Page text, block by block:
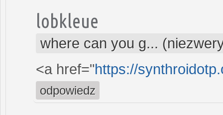
lobkleue
where can you g...
<a href="https://
odpowiedz